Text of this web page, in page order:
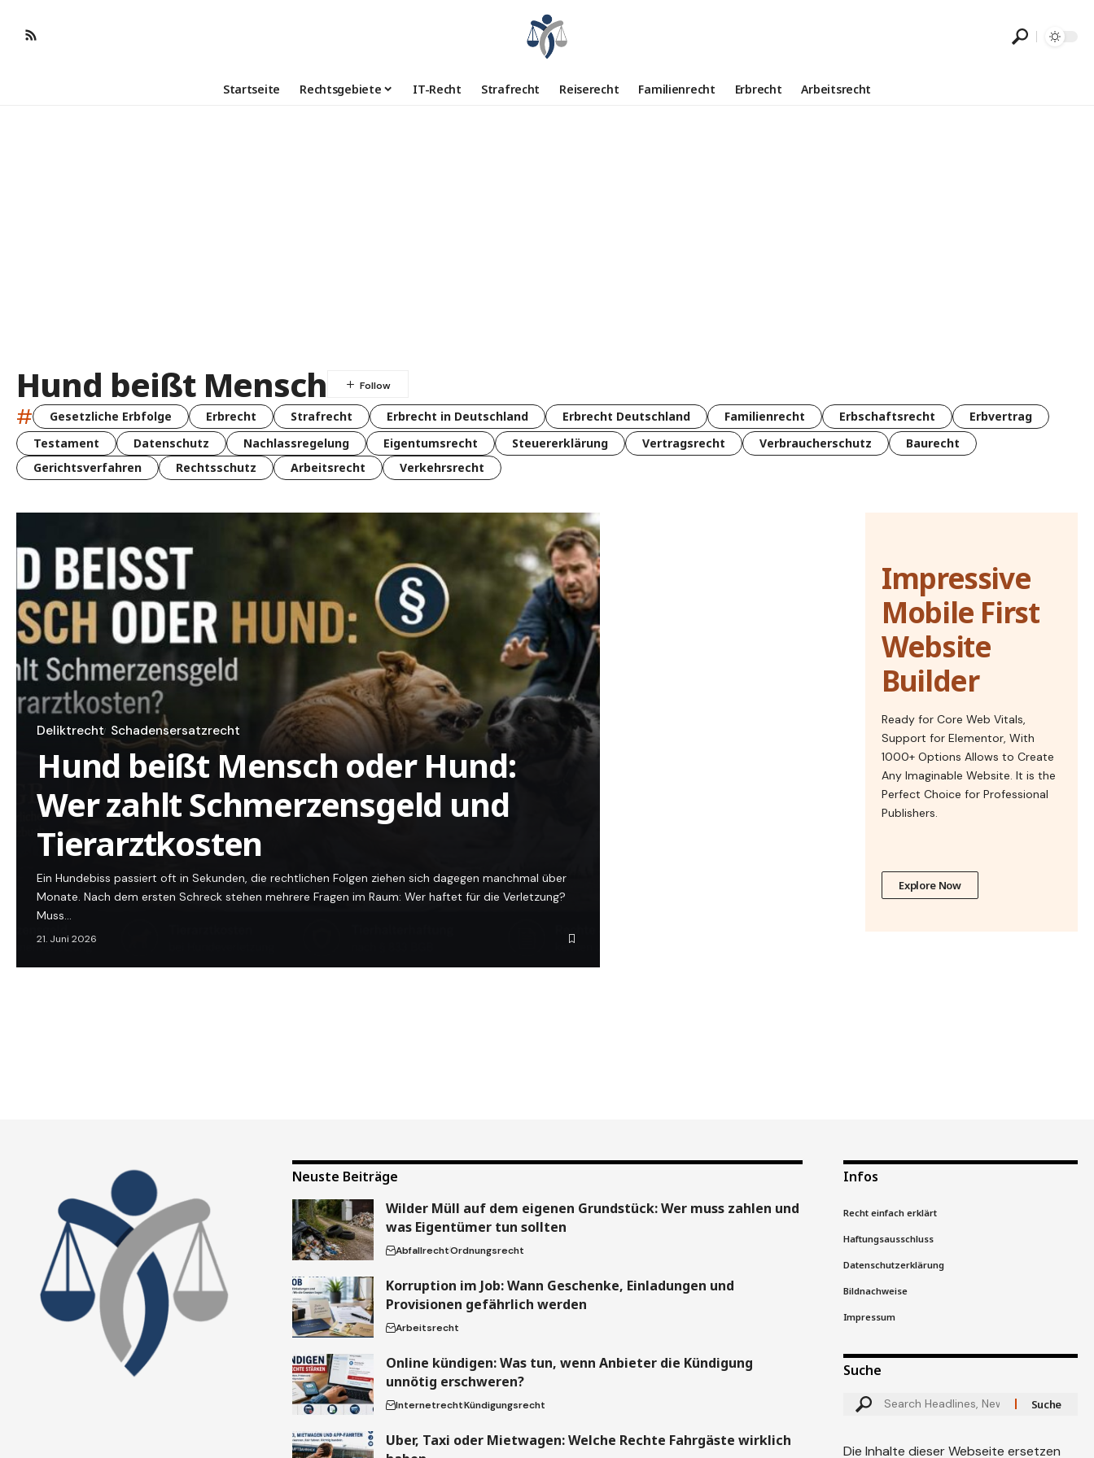
Startseite Rechtsgebiete IT-Recht Strafrecht Reiserecht Familienrecht Erbrecht Arbeitsrecht
Hund beißt Mensch
# Gesetzliche Erbfolge Erbrecht Strafrecht Erbrecht in Deutschland Erbrecht Deutschland Familienrecht Erbschaftsrecht
Erbvertrag
Testament
Datenschutz Nachlassregelung Eigentumsrecht Steuererklärung Vertragsrecht Verbraucherschutz
Baurecht
Gerichtsverfahren
Rechtsschutz Arbeitsrecht Verkehrsrecht
Deliktrecht Schadensersatzrecht
Hund beißt Mensch oder Hund:
Wer zahlt Schmerzensgeld und
Tierarztkosten
Ein Hundebiss passiert oft in Sekunden, die rechtlichen Folgen ziehen sich dagegen manchmal über
Monate. Nach dem ersten Schreck stehen mehrere Fragen im Raum: Wer haftet für die Verletzung?
Muss…
21. Juni 2026
Impressive
Mobile First
Website
Builder
Ready for Core Web Vitals,
Support for Elementor, With
1000+ Options Allows to Create
Any Imaginable Website. It is the
Perfect Choice for Professional
Publishers.
Explore Now
Neuste Beiträge
Wilder Müll auf dem eigenen Grundstück: Wer muss zahlen und
was Eigentümer tun sollten
AbfallrechtOrdnungsrecht
Korruption im Job: Wann Geschenke, Einladungen und
Provisionen gefährlich werden
Arbeitsrecht
Online kündigen: Was tun, wenn Anbieter die Kündigung
unnötig erschweren?
InternetrechtKündigungsrecht
Uber, Taxi oder Mietwagen: Welche Rechte Fahrgäste wirklich
Infos
Recht einfach erklärt
Haftungsausschluss
Datenschutzerklärung
Bildnachweise
Impressum
Suche
Die Inhalte dieser Webseite ersetzen